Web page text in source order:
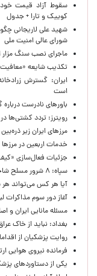
سقوط آزاد قیمت
کوییک و تارا + جدول
شهید علی لاریجانی
شورای عالی امنیت ملی
ماجرای نصب سنگ
تکذیب شایعه «معافیت
ایران: گسترش
است
باورهای نادرست درباره
رویترز: تردد کشتی‌ها
مرزهای ایران زیر
خدمات اربعین در
جزئیات فعال‌سازی
سپاه: ۸ شرور مسلح شاخص و مرتبط گروهک‌های تروریستی دستگیر شدند
آیا هر کس می‌تواند هر
آغاز دور سوم مذاکرات
مسئله مانایی ایران و
بغداد: نباید از خاک
روایت پزشکیان از
فرمانده نیروی هوایی
یکی از دستاوردهای